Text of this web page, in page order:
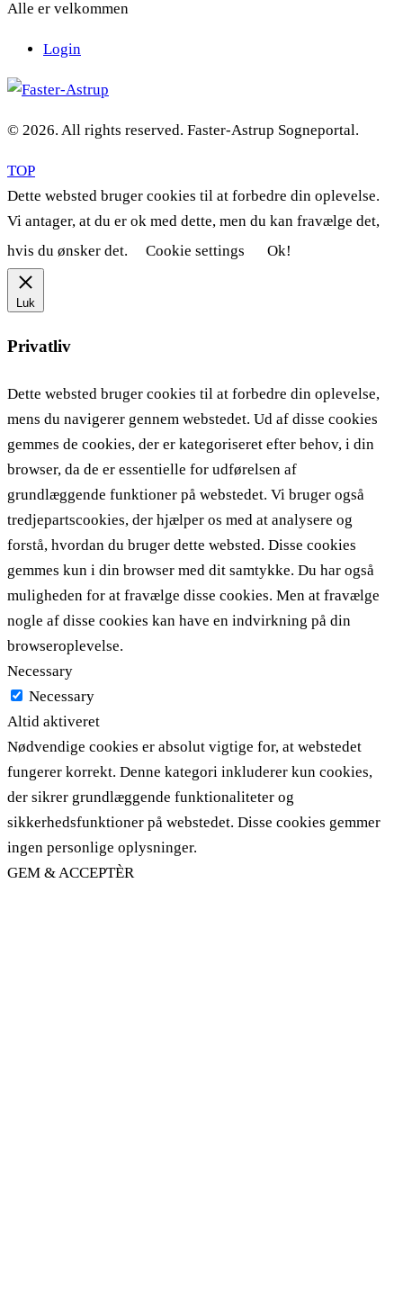
Alle er velkommen
Login
© 2026. All rights reserved. Faster-Astrup Sogneportal.
TOP
Dette websted bruger cookies til at forbedre din oplevelse.
Vi antager, at du er ok med dette, men du kan fravælge det,
hvis du ønsker det.
Cookie settings Ok!
Luk
Privatliv
Dette websted bruger cookies til at forbedre din oplevelse,
mens du navigerer gennem webstedet. Ud af disse cookies
gemmes de cookies, der er kategoriseret efter behov, i din
browser, da de er essentielle for udførelsen af ​​
grundlæggende funktioner på webstedet. Vi bruger også
tredjepartscookies, der hjælper os med at analysere og
forstå, hvordan du bruger dette websted. Disse cookies
gemmes kun i din browser med dit samtykke. Du har også
muligheden for at fravælge disse cookies. Men at fravælge
nogle af disse cookies kan have en indvirkning på din
browseroplevelse.
Necessary
Necessary
Altid aktiveret
Nødvendige cookies er absolut vigtige for, at webstedet
fungerer korrekt. Denne kategori inkluderer kun cookies,
der sikrer grundlæggende funktionaliteter og
sikkerhedsfunktioner på webstedet. Disse cookies gemmer
ingen personlige oplysninger.
GEM & ACCEPTÈR